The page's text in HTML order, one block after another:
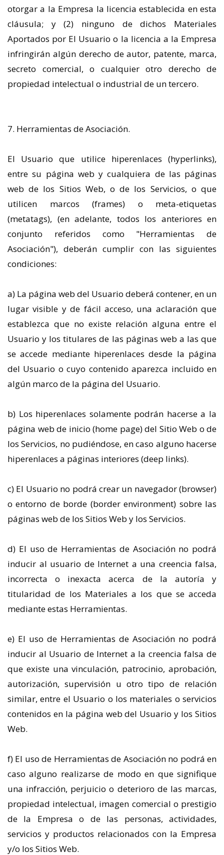
otorgar a la Empresa la licencia establecida en esta
cláusula; y (2) ninguno de dichos Materiales
Aportados por El Usuario o la licencia a la Empresa
infringirán algún derecho de autor, patente, marca,
secreto comercial, o cualquier otro derecho de
propiedad intelectual o industrial de un tercero.
7. Herramientas de Asociación.
El Usuario que utilice hiperenlaces (hyperlinks),
entre su página web y cualquiera de las páginas
web de los Sitios Web, o de los Servicios, o que
utilicen marcos (frames) o meta-etiquetas
(metatags), (en adelante, todos los anteriores en
conjunto referidos como "Herramientas de
Asociación"), deberán cumplir con las siguientes
condiciones:
a) La página web del Usuario deberá contener, en un
lugar visible y de fácil acceso, una aclaración que
establezca que no existe relación alguna entre el
Usuario y los titulares de las páginas web a las que
se accede mediante hiperenlaces desde la página
del Usuario o cuyo contenido aparezca incluido en
algún marco de la página del Usuario.
b) Los hiperenlaces solamente podrán hacerse a la
página web de inicio (home page) del Sitio Web o de
los Servicios, no pudiéndose, en caso alguno hacerse
hiperenlaces a páginas interiores (deep links).
c) El Usuario no podrá crear un navegador (browser)
o entorno de borde (border environment) sobre las
páginas web de los Sitios Web y los Servicios.
d) El uso de Herramientas de Asociación no podrá
inducir al usuario de Internet a una creencia falsa,
incorrecta o inexacta acerca de la autoría y
titularidad de los Materiales a los que se acceda
mediante estas Herramientas.
e) El uso de Herramientas de Asociación no podrá
inducir al Usuario de Internet a la creencia falsa de
que existe una vinculación, patrocinio, aprobación,
autorización, supervisión u otro tipo de relación
similar, entre el Usuario o los materiales o servicios
contenidos en la página web del Usuario y los Sitios
Web.
f) El uso de Herramientas de Asociación no podrá en
caso alguno realizarse de modo en que signifique
una infracción, perjuicio o deterioro de las marcas,
propiedad intelectual, imagen comercial o prestigio
de la Empresa o de las personas, actividades,
servicios y productos relacionados con la Empresa
y/o los Sitios Web.